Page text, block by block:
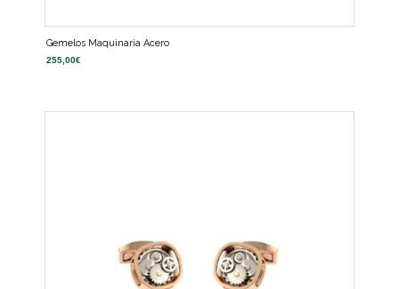
Gemelos Maquinaria Acero
255,00€